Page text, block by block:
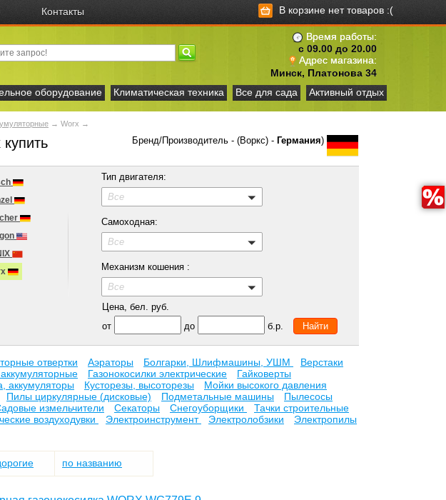
Контакты В корзине нет товаров :(
Время работы:
с 09.00 до 20.00
Адрес магазина:
Минск, Платонова 34
оборудование Климатическая техника Все для сада Активный отдых
→ Worx →
Бренд/Производитель - (Воркс) - Германия)
Тип двигателя:
Все
Самоходная:
Все
Механизм кошения :
Все
Цена, бел. руб.
от
до б.р.
отвертки Аэраторы Болгарки, Шлифмашины, УШМ
Верстаки
Газонокосилки электрические
Гайковерты
аккумуляторы Кусторезы, высоторезы
Мойки высокого давления
Пилы циркулярные (дисковые) Подметальные машины
Пылесосы
измельчители Секаторы Снегоуборщики
Тачки строительные
воздуходувки Электроинструмент Электролобзики
Электропилы
по названию